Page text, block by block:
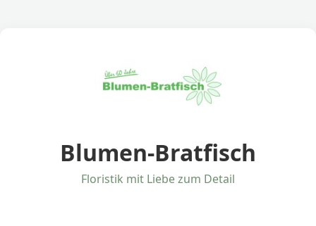
Blumen-Bratfisch
Floristik mit Liebe zum Detail